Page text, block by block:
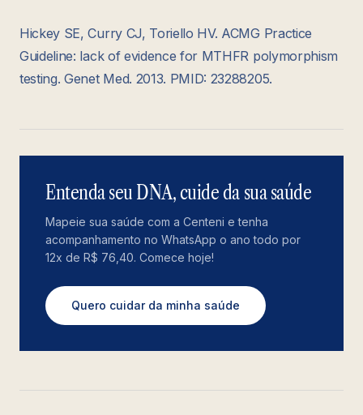
Hickey SE, Curry CJ, Toriello HV. ACMG Practice
Guideline: lack of evidence for MTHFR polymorphism
testing. Genet Med. 2013. PMID: 23288205.
Entenda seu DNA, cuide da sua saúde
Mapeie sua saúde com a Centeni e tenha
acompanhamento no WhatsApp o ano todo por
12x de R$ 76,40. Comece hoje!
Quero cuidar da minha saúde